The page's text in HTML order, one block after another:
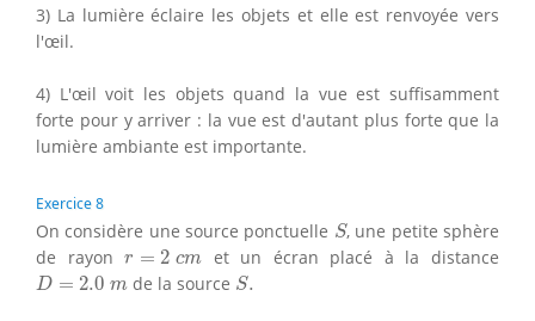
3) La lumière éclaire les objets et elle est renvoyée vers
l'œil.
4) L'œil voit les objets quand la vue est suffisamment
forte pour y arriver : la vue est d'autant plus forte que la
lumière ambiante est importante.
Exercice 8
On considère une source ponctuelle S
S, une petite sphère
de rayonr = 2 cm
r =2 cm et un écran placé à la distance
D = 2.0 m
D= 2.0m de la source S.
S.